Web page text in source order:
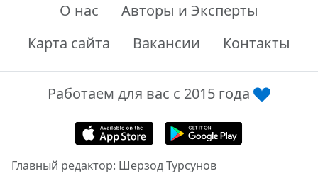
О нас
Авторы и Эксперты
Карта сайта
Вакансии Контакты
Работаем для вас с 2015 года
Главный редактор: Шерзод Турсунов